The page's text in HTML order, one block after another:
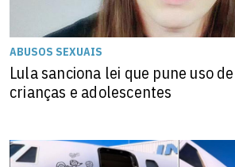
ABUSOS SEXUAIS
Lula sanciona lei que pune uso
crianças e adolescentes